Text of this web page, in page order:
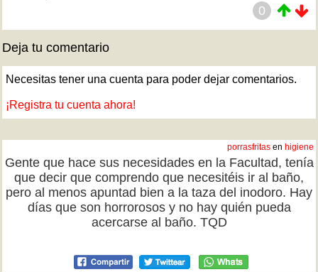
0
Deja tu comentario
Necesitas tener una cuenta para poder dejar comentarios.
¡Registra tu cuenta ahora!
porrasfritas en higiene
Gente que hace sus necesidades en la Facultad, tenía
que decir que comprendo que necesitéis ir al baño,
pero al menos apuntad bien a la taza del inodoro. Hay
días que son horrorosos y no hay quién pueda
acercarse al baño. TQD